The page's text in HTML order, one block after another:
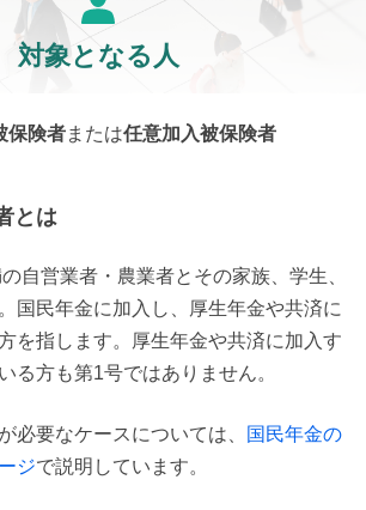
対象となる人
保険者または任意加入被保険者
とは
自営業者・農業者とその家族、学生、
国民年金に加入し、厚生年金や共済に
を指します。厚生年金や共済に加入す
る方も第1号ではありません。
必要なケースについては、
国民年金の
ジで説明しています。